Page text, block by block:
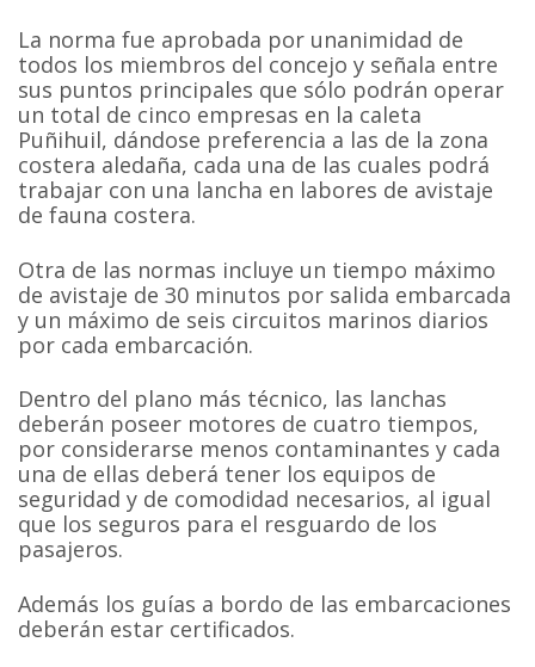
La norma fue aprobada por unanimidad de
todos los miembros del concejo y señala entre
sus puntos principales que sólo podrán operar
un total de cinco empresas en la caleta
Puñihuil, dándose preferencia a las de la zona
costera aledaña, cada una de las cuales podrá
trabajar con una lancha en labores de avistaje
de fauna costera.
Otra de las normas incluye un tiempo máximo
de avistaje de 30 minutos por salida embarcada
y un máximo de seis circuitos marinos diarios
por cada embarcación.
Dentro del plano más técnico, las lanchas
deberán poseer motores de cuatro tiempos,
por considerarse menos contaminantes y cada
una de ellas deberá tener los equipos de
seguridad y de comodidad necesarios, al igual
que los seguros para el resguardo de los
pasajeros.
Además los guías a bordo de las embarcaciones
deberán estar certificados.